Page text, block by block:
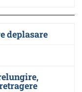
deplasare